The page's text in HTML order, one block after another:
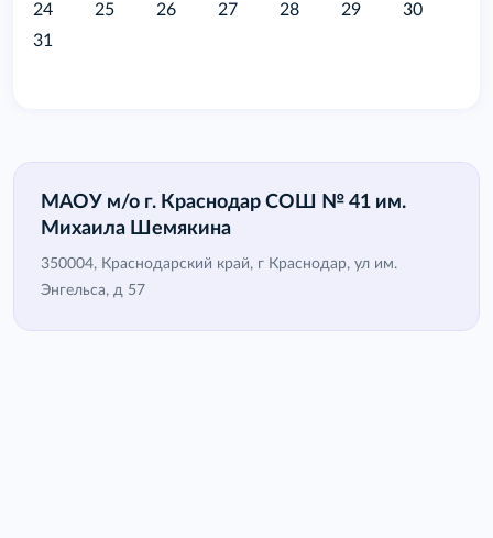
24
25 26 27 28 29
30
31
МАОУ м/о г. Краснодар СОШ № 41 им.
Михаила Шемякина
350004, Краснодарский край, г Краснодар, ул им.
Энгельса, д 57